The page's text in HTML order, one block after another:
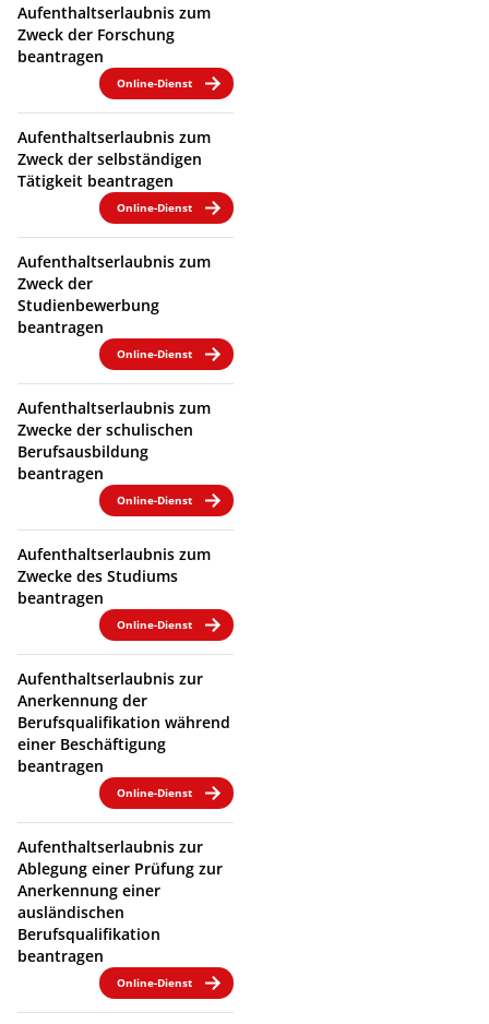
Aufenthaltserlaubnis zum
Zweck der Forschung
beantragen
Online-Dienst
Aufenthaltserlaubnis zum
Zweck der selbständigen
Tätigkeit beantragen
Online-Dienst
Aufenthaltserlaubnis zum
Zweck der
Studienbewerbung
beantragen
Online-Dienst
Aufenthaltserlaubnis zum
Zwecke der schulischen
Berufsausbildung
beantragen
Online-Dienst
Aufenthaltserlaubnis zum
Zwecke des Studiums
beantragen
Online-Dienst
Aufenthaltserlaubnis zur
Anerkennung der
Berufsqualifikation während
einer Beschäftigung
beantragen
Online-Dienst
Aufenthaltserlaubnis zur
Ablegung einer Prüfung zur
Anerkennung einer
ausländischen
Berufsqualifikation
beantragen
Online-Dienst